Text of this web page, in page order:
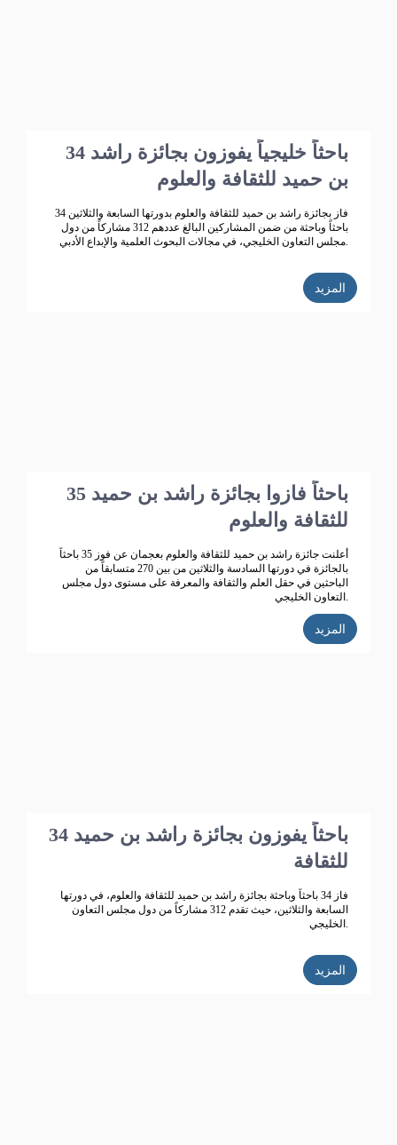
34 باحثاً خليجياً يفوزون بجائزة راشد
بن حميد للثقافة والعلوم
فاز بجائزة راشد بن حميد للثقافة والعلوم بدورتها السابعة والثلاثين 34
باحثاً وباحثة من ضمن المشاركين البالغ عددهم 312 مشاركاً من دول
مجلس التعاون الخليجي، في مجالات البحوث العلمية والإبداع الأدبي.
المزيد
35 باحثاً فازوا بجائزة راشد بن حميد
للثقافة والعلوم
أعلنت جائزة راشد بن حميد للثقافة والعلوم بعجمان عن فوز 35 باحثاً
بالجائزة في دورتها السادسة والثلاثين من بين 270 متسابقاً من
الباحثين في حقل العلم والثقافة والمعرفة على مستوى دول مجلس
التعاون الخليجي.
المزيد
34 باحثاً يفوزون بجائزة راشد بن حميد
للثقافة
فاز 34 باحثاً وباحثة بجائزة راشد بن حميد للثقافة والعلوم، في دورتها
السابعة والثلاثين، حيث تقدم 312 مشاركاً من دول مجلس التعاون
الخليجي.
المزيد